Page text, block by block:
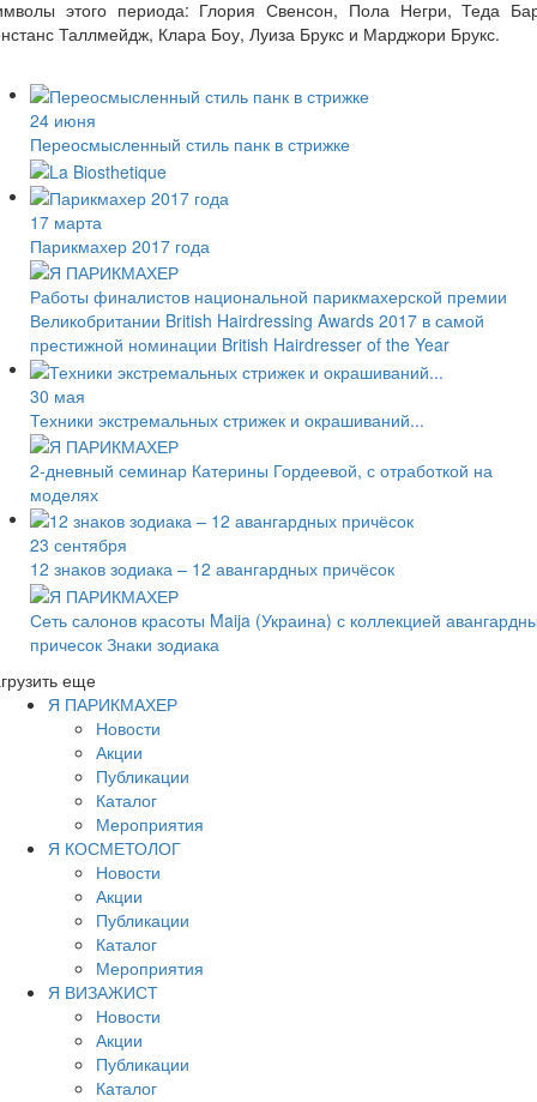
этого периода: Глория Свенсон, Пола Негри, Теда
Таллмейдж, Клара Боу, Луиза Брукс и Марджори Брукс.
24 июня
Переосмысленный стиль панк в стрижке
17 марта
Парикмахер 2017 года
Работы финалистов национальной парикмахерской премии
Великобритании British Hairdressing Awards 2017 в самой
престижной номинации British Hairdresser of the Year
30 мая
Техники экстремальных стрижек и окрашиваний...
2-дневный семинар Катерины Гордеевой, с отработкой на
моделях
23 сентября
12 знаков зодиака – 12 авангардных причёсок
Сеть салонов красоты Maija (Украина) с коллекцией
причесок Знаки зодиака
еще
Я ПАРИКМАХЕР
Новости
Акции
Публикации
Каталог
Мероприятия
Я КОСМЕТОЛОГ
Новости
Акции
Публикации
Каталог
Мероприятия
Я ВИЗАЖИСТ
Новости
Акции
Публикации
Каталог